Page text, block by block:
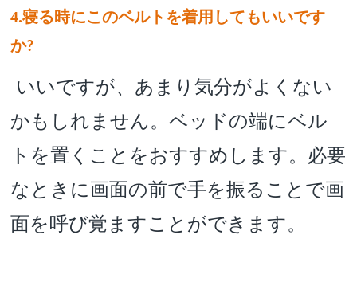
4.寝る時にこのベルトを着用してもいいです
か?
いいですが、あまり気分がよくない
かもしれません。ベッドの端にベル
トを置くことをおすすめします。必要
なときに画面の前で手を振ることで画
面を呼び覚ますことができます。